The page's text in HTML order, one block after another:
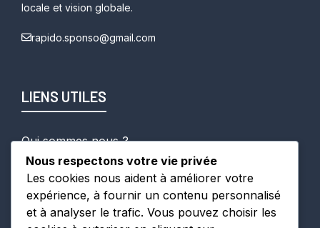
locale et vision globale.
rapido.sponso@gmail.com
LIENS UTILES
Qui sommes nous ?
Mentions légales
Politique de confidentialité
Nous respectons votre vie privée
Les cookies nous aident à améliorer votre
expérience, à fournir un contenu personnalisé
et à analyser le trafic. Vous pouvez choisir les